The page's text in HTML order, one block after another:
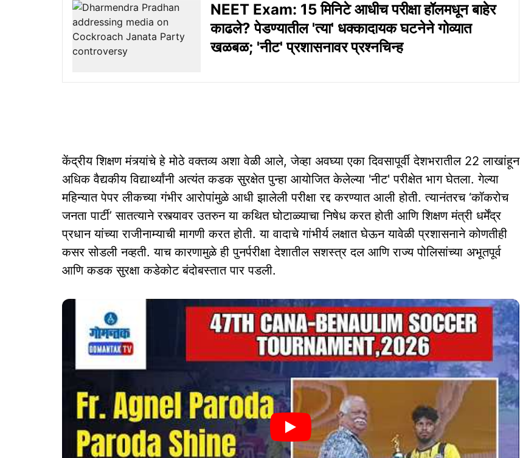
NEET Exam: 15 मिनिटे आधीच परीक्षा हॉलमधून बाहेर
काढले? पेडण्यातील 'त्या' धक्कादायक घटनेने गोव्यात
खळबळ; 'नीट' प्रशासनावर प्रश्नचिन्ह
केंद्रीय शिक्षण मंत्र्यांचे हे मोठे वक्तव्य अशा वेळी आले, जेव्हा अवघ्या एका दिवसापूर्वी देशभरातील 22 लाखांहून
अधिक वैद्यकीय विद्यार्थ्यांनी अत्यंत कडक सुरक्षेत पुन्हा आयोजित केलेल्या 'नीट' परीक्षेत भाग घेतला. गेल्या
महिन्यात पेपर लीकच्या गंभीर आरोपांमुळे आधी झालेली परीक्षा रद्द करण्यात आली होती. त्यानंतरच ‘कॉकरोच
जनता पार्टी’ सातत्याने रस्त्यावर उतरुन या कथित घोटाळ्याचा निषेध करत होती आणि शिक्षण मंत्री धर्मेंद्र
प्रधान यांच्या राजीनाम्याची मागणी करत होती. या वादाचे गांभीर्य लक्षात घेऊन यावेळी प्रशासनाने कोणतीही
कसर सोडली नव्हती. याच कारणामुळे ही पुनर्परीक्षा देशातील सशस्त्र दल आणि राज्य पोलिसांच्या अभूतपूर्व
आणि कडक सुरक्षा कडेकोट बंदोबस्तात पार पडली.